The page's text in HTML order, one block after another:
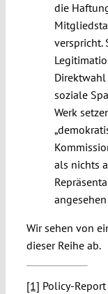
die
verspricht.
soziale
Werk
als nichts
Wir sehen von
dieser Reihe ab.
[1] Policy-Report